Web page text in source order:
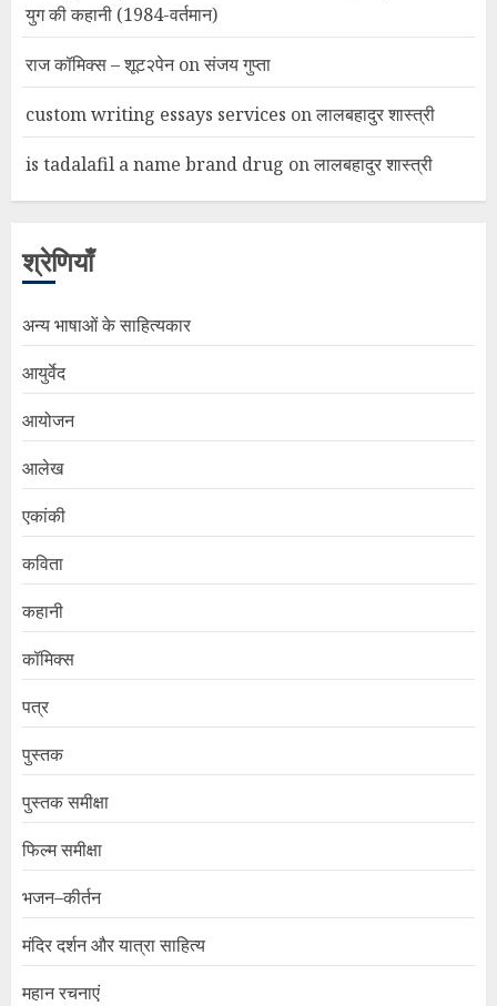
युग की कहानी (1984-वर्तमान)
राज कॉमिक्स – शूट२पेनonसंजय गुप्ता
custom writing essays services onलालबहादुर शास्त्री
is tadalafil a name brand drug onलालबहादुर शास्त्री
श्रेणियाँ
अन्य भाषाओं के साहित्यकार
आयुर्वेद
आयोजन
आलेख
एकांकी
कविता
कहानी
कॉमिक्स
पत्र
पुस्तक
पुस्तक समीक्षा
फिल्म समीक्षा
भजन–कीर्तन
मंदिर दर्शन और यात्रा साहित्य
महान रचनाएं